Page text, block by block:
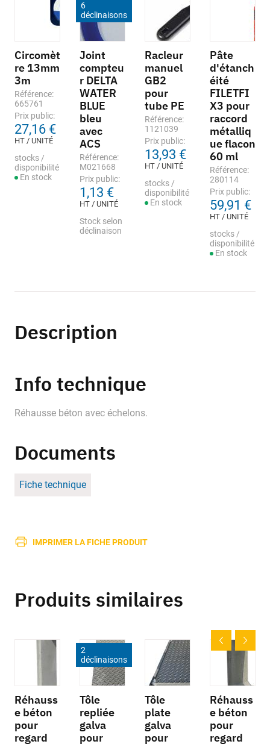
Circomèt
re 13mm
3m
Référence:
665761
Prix public:
27,16 €
HT / UNITÉ
stocks /
disponibilité
En stock
6
déclinaisons
Joint
compteu
r DELTA
WATER
BLUE
bleu
avec
ACS
Référence:
M021668
Prix public:
1,13 €
HT / UNITÉ
Stock selon
déclinaison
Racleur
manuel
GB2
pour
tube PE
Référence:
1121039
Prix public:
13,93 €
HT / UNITÉ
stocks /
disponibilité
En stock
Pâte
d'étanch
éité
FILETFI
X3 pour
raccord
métalliq
ue flacon
60 ml
Référence:
280114
Prix public:
59,91 €
HT / UNITÉ
stocks /
disponibilité
En stock
Description
Info technique
Réhausse béton avec échelons.
Documents
Fiche technique
IMPRIMER LA FICHE PRODUIT
Produits similaires
Réhauss
e béton
pour
regard
2
déclinaisons
Tôle
repliée
galva
pour
Tôle
plate
galva
pour
Réhauss
e béton
pour
regard